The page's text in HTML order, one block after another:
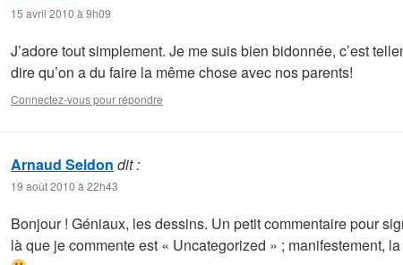
15 avril 2010 à 9h09
J’adore tout simplement. Je me suis bien bidonnée, c’est
dire qu’on a du faire la même chose avec nos parents!
Connectez-vous pour répondre
Arnaud Seldon dit :
19 août 2010 à 22h43
Bonjour ! Géniaux, les dessins. Un petit commentaire pour
là que je commente est « Uncategorized » ; manifestement,